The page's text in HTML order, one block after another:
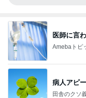
医師に言
Amebaトピ
病人アピ
田舎のクソ